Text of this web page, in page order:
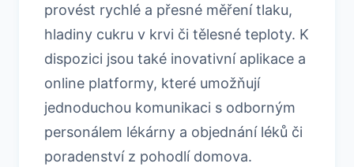
provést rychlé a přesné měření tlaku,
hladiny cukru v krvi či tělesné teploty. K
dispozici jsou také inovativní aplikace a
online platformy, které umožňují
jednoduchou komunikaci s odborným
personálem lékárny a objednání léků či
poradenství z pohodlí domova.